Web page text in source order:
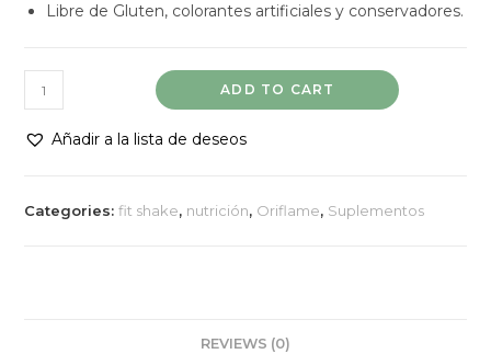
Libre de Gluten, colorantes artificiales y conservadores.
Alimento
en
Polvo
y
ADD TO CART
Añadir a la lista de deseos
Categories:fit shake, nutrición, Oriflame, Suplementos
REVIEWS (0)